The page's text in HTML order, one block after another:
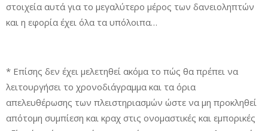
στοιχεία αυτά για το μεγαλύτερο μέρος των δανειοληπτών
και η εφορία έχει όλα τα υπόλοιπα…
* Επίσης δεν έχει μελετηθεί ακόμα το πώς θα πρέπει να
λειτουργήσει το χρονοδιάγραμμα και τα όρια
απελευθέρωσης των πλειστηριασμών ώστε να μη προκληθεί
απότομη συμπίεση και κραχ στις ονομαστικές και εμπορικές